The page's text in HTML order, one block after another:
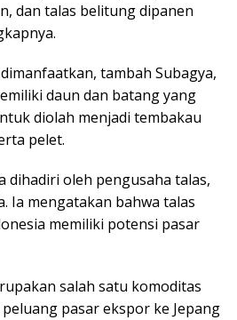
dan talas belitung dipanen
tambah Subagya,
daun dan batang yang
diolah menjadi tembakau
pelet.
dihadiri oleh pengusaha talas,
Ia mengatakan bahwa talas
memiliki potensi pasar
salah satu komoditas
pasar ekspor ke Jepang